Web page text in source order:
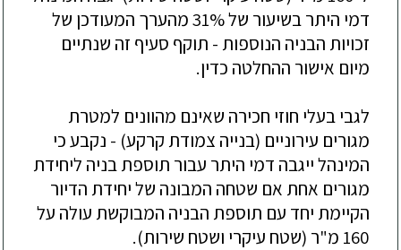
דמי היתר בשיעור של 31% מהערך המעודכן של
זכויות הבניה הנוספות - תוקף סעיף זה שנתיים
מיום אישור ההחלטה כדין.
לגבי בעלי חוזי חכירה שאינם מהוונים למטרת
מגורים עירוניים (בנייה צמודת קרקע) - נקבע כי
המינהל ייגבה דמי היתר עבור תוספת בניה ליחידת
מגורים אחת אם שטחה המבונה של יחידת הדיור
הקיימת יחד עם תוספת הבניה המבוקשת עולה על
160 מ"ר (שטח עיקרי ושטח שירות).